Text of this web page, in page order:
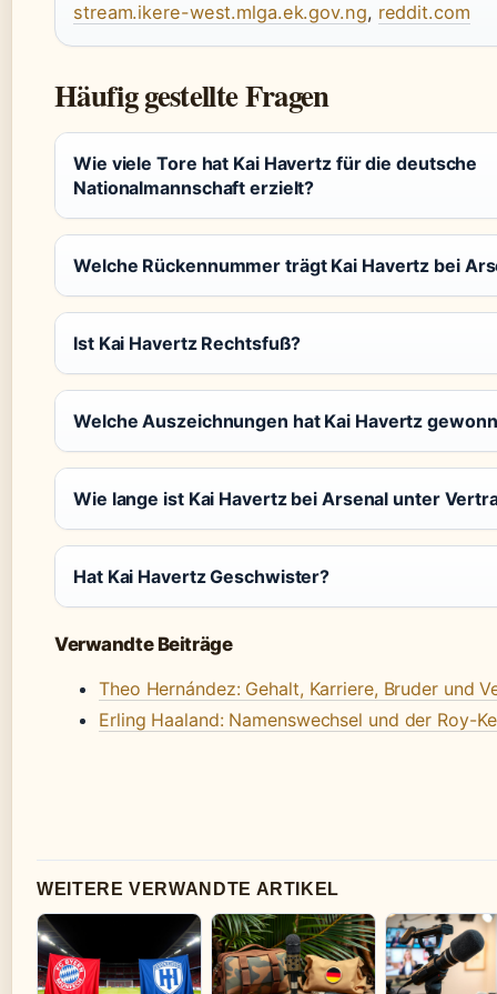
stream.ikere-west.mlga.ek.gov.ng, reddit.com
Häufig gestellte Fragen
Wie viele Tore hat Kai Havertz für die deutsche
Nationalmannschaft erzielt?
Welche Rückennummer trägt Kai Havertz bei
Ist Kai Havertz Rechtsfuß?
Welche Auszeichnungen hat Kai Havertz
Wie lange ist Kai Havertz bei Arsenal unter
Hat Kai Havertz Geschwister?
Verwandte Beiträge
Theo Hernández: Gehalt, Karriere, Bruder und
Erling Haaland: Namenswechsel und der Roy-
WEITERE VERWANDTE ARTIKEL